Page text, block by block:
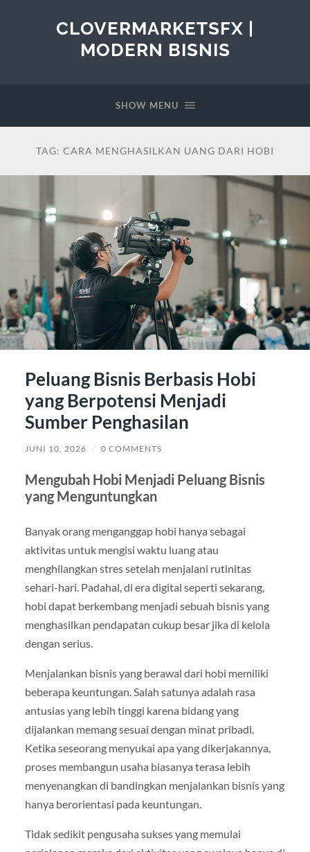
CLOVERMARKETSFX |
MODERN BISNIS
SHOW MENU
TAG: CARA MENGHASILKAN UANG DARI HOBI
Peluang Bisnis Berbasis Hobi
yang Berpotensi Menjadi
Sumber Penghasilan
JUNI 10, 2026 / 0 COMMENTS
Mengubah Hobi Menjadi Peluang Bisnis
yang Menguntungkan
Banyak orang menganggap hobi hanya sebagai
aktivitas untuk mengisi waktu luang atau
menghilangkan stres setelah menjalani rutinitas
sehari-hari. Padahal, di era digital seperti sekarang,
hobi dapat berkembang menjadi sebuah bisnis yang
menghasilkan pendapatan cukup besar jika di kelola
dengan serius.
Menjalankan bisnis yang berawal dari hobi memiliki
beberapa keuntungan. Salah satunya adalah rasa
antusias yang lebih tinggi karena bidang yang
dijalankan memang sesuai dengan minat pribadi.
Ketika seseorang menyukai apa yang dikerjakannya,
proses membangun usaha biasanya terasa lebih
menyenangkan di bandingkan menjalankan bisnis yang
hanya berorientasi pada keuntungan.
Tidak sedikit pengusaha sukses yang memulai